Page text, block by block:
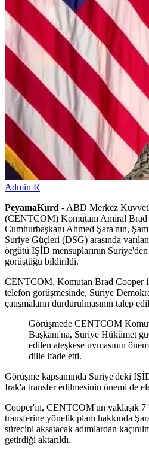
Admin R
PeyamaKurd - ABD Merkez
(CENTCOM) Komutanı Amiral
Cumhurbaşkanı Ahmed Şara'nın,
Suriye Güçleri (DSG) arasında
örgütü IŞİD mensuplarının
görüştüğü bildirildi.
CENTCOM, Komutan Brad Cooper
telefon görüşmesinde, Suriye
çatışmaların durdurulmasının talep
Görüşmede CENTCOM
Başkanı'na, Suriye Hükümet
edilen ateşkese uymasının
dille ifade etti.
Görüşme kapsamında Suriye'deki
Irak'a transfer edilmesinin önemi de
Cooper'ın, CENTCOM'un yaklaşık
transferine yönelik planı hakkında
sürecini aksatacak adımlardan
getirdiği aktarıldı.